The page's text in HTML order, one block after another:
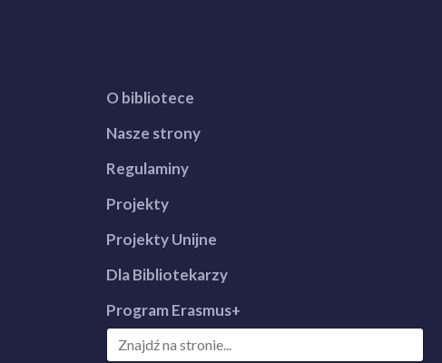
O bibliotece
Nasze strony
Regulaminy
Projekty
Projekty Unijne
Dla Bibliotekarzy
Program Erasmus+